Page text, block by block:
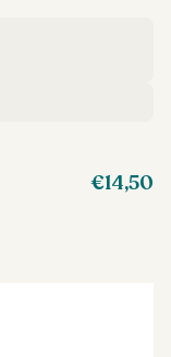
€14,50